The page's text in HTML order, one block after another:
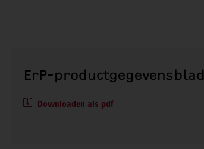
ErP-productgegevensblad
Downloaden als pdf